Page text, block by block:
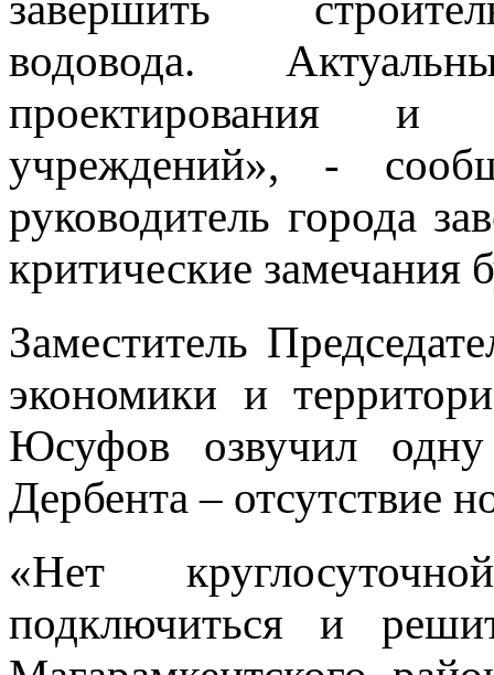
водовода.
проектирования и
учреждений», -
руководитель города
критические замечания
Заместитель
экономики и
Юсуфов озвучил
Дербента – отсутствие
«Нет
подключиться и